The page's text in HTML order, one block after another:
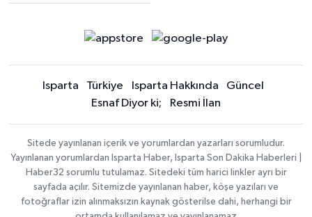
Isparta Türkiye Isparta Hakkında
Güncel
Esnaf Diyor ki;
Resmi İlan
Sitede yayınlanan içerik ve yorumlardan yazarları sorumludur.
Yayınlanan yorumlardan Isparta Haber, Isparta Son Dakika Haberleri |
Haber32 sorumlu tutulamaz. Sitedeki tüm harici linkler ayrı bir
sayfada açılır. Sitemizde yayınlanan haber, köşe yazıları ve
fotoğraflar izin alınmaksızın kaynak gösterilse dahi, herhangi bir